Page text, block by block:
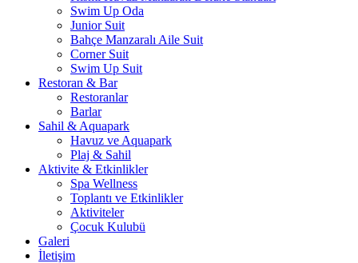
Swim Up Oda
Junior Suit
Bahçe Manzaralı Aile Suit
Corner Suit
Swim Up Suit
Restoran & Bar
Restoranlar
Barlar
Sahil & Aquapark
Havuz ve Aquapark
Plaj & Sahil
Aktivite & Etkinlikler
Spa Wellness
Toplantı ve Etkinlikler
Aktiviteler
Çocuk Kulubü
Galeri
İletişim